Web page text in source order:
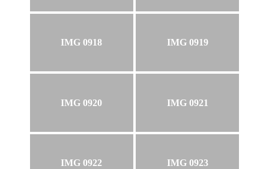
IMG 0918 IMG 0919
IMG 0920 IMG 0921
IMG 0922 IMG 0923